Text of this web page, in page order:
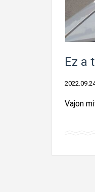
Ez a
Vajon